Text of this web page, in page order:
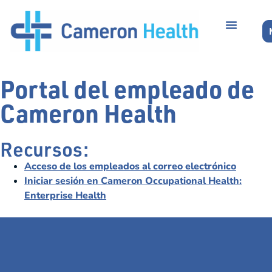
Portal del empleado de
Cameron Health
Recursos:
Acceso de los empleados al correo electrónico
Iniciar sesión en Cameron Occupational Health:
Enterprise Health